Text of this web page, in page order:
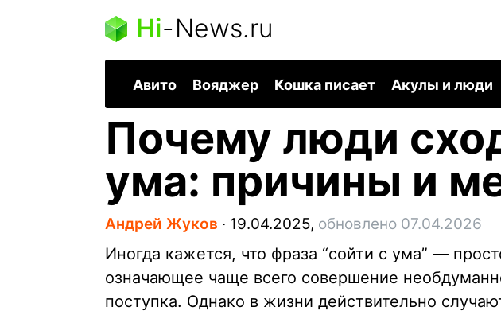
Hi-News.ru
Авито Вояджер Кошка писает Акулы и люди
Почему люди
ума: причины и
Андрей Жуков ∙ 19.04.2025, обновлено 07.04.2026
Иногда кажется, что фраза “сойти с ума” —
означающее чаще всего совершение
поступка. Однако в жизни действительно